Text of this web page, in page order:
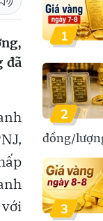
đã
1
2
đồng/
3